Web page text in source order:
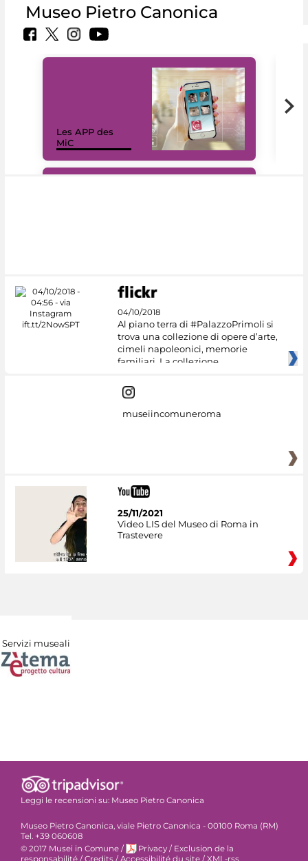
Museo Pietro Canonica
Les APP des
MiC
04/10/2018
Al piano terra di #PalazzoPrimoli si
trova una collezione di opere d’arte,
cimeli napoleonici, memorie
familiari. La collezione
museiincomuneroma
25/11/2021
Video LIS del Museo di Roma in
Trastevere
Servizi museali
Leggi le recensioni su: Museo Pietro Canonica
Museo Pietro Canonica, viale Pietro Canonica - 00100 Roma (RM)
Tel. +39 060608
© 2017 Musei in Comune / Privacy / Exclusion de la
responsabilité /Credits /Accessibilité du site /XML-rss